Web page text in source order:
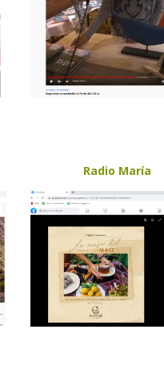
Radio María